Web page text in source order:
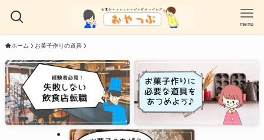
menu
ホーム お菓子作りの道具